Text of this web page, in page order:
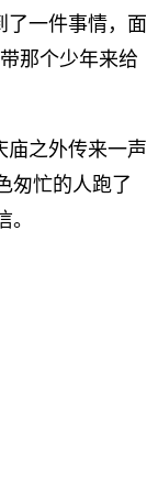
一件事情，面
那个少年来给
之外传来一声
匆忙的人跑了